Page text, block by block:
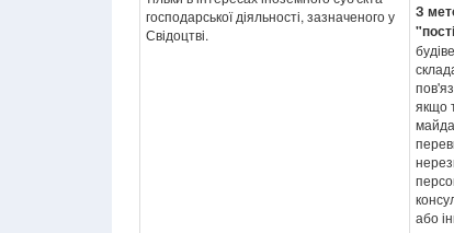
господарської діяльності, зазначеного у
Свідоцтві.
З
якщо
або